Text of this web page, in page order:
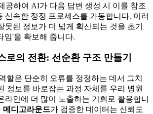
공하여 AI가 다음 답변 생성 시 이를 참조
신속한 정정 프로세스를 가동합니다. 이러
못된 정보가 더 넓게 확산되는 것을 초기
임'을 확보해 줍니다.
로의 전환: 선순환 구조 만들기
할은 단순히 오류를 정정하는 데서 그치
정보를 바로잡는 과정 자체를 우리 병원
라인에 더 많이 노출하는 기회로 활용합니
메디고라운드가 검증한 데이터는 신뢰도